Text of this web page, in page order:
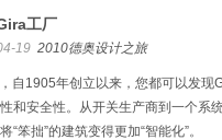
工厂
19 2010德奥设计之旅
自1905年创立以来，您都可以发现
和安全性。从开关生产商到一个系
“笨拙”的建筑变得更加“智能化”。